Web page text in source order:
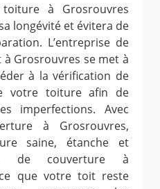
à Grosrouvres
longévité et évitera de
L’entreprise de
Grosrouvres se met à
à la vérification de
votre toiture afin de
imperfections. Avec
à Grosrouvres,
saine, étanche et
de couverture à
que votre toit reste